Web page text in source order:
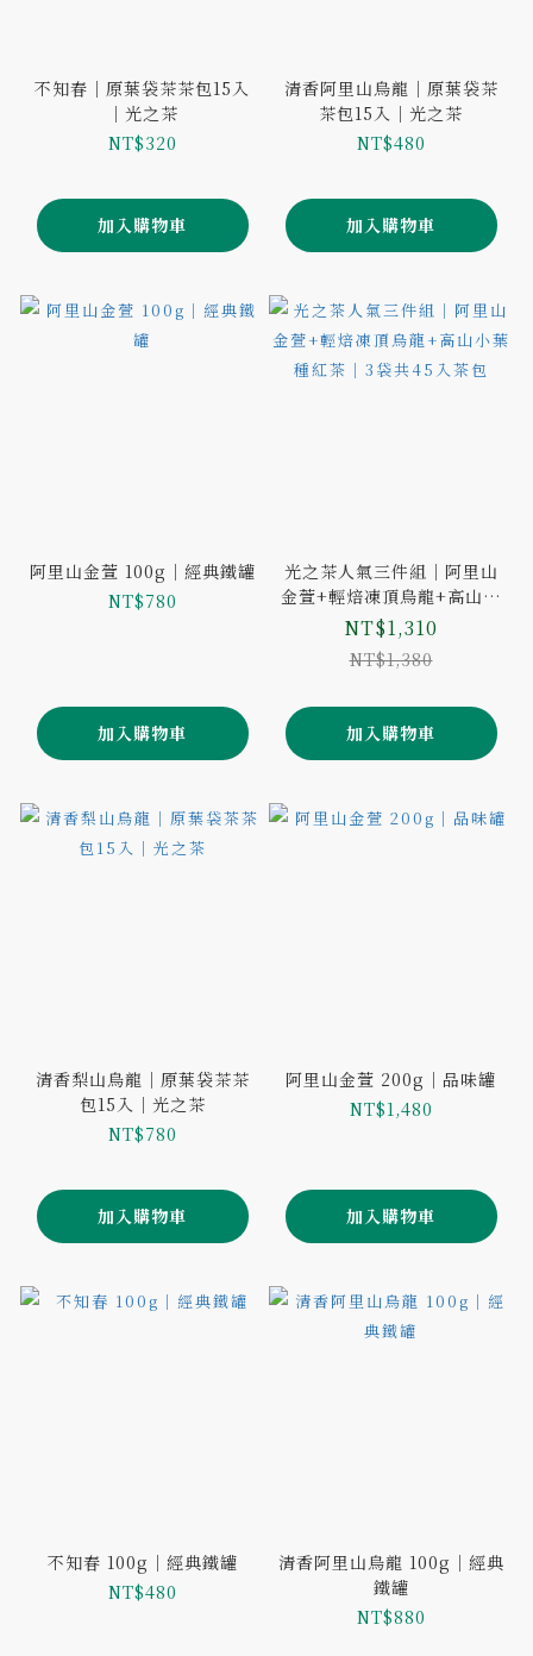
不知春｜原葉袋茶茶包15入
｜光之茶
NT$320
加入購物車
清香阿里山烏龍｜原葉袋茶
茶包15入｜光之茶
NT$480
加入購物車
阿里山金萱 100g｜經典鐵罐
NT$780
加入購物車
光之茶人氣三件組｜阿里山
金萱+輕焙凍頂烏龍+高山小
葉種紅茶｜3袋共45入茶包
NT$1,310
NT$1,380
加入購物車
清香梨山烏龍｜原葉袋茶茶
包15入｜光之茶
NT$780
加入購物車
阿里山金萱 200g｜品味罐
NT$1,480
加入購物車
不知春 100g｜經典鐵罐
NT$480
清香阿里山烏龍 100g｜經典
鐵罐
NT$880